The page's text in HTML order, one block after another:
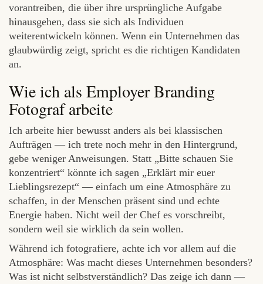
vorantreiben, die über ihre ursprüngliche Aufgabe
hinausgehen, dass sie sich als Individuen
weiterentwickeln können. Wenn ein Unternehmen das
glaubwürdig zeigt, spricht es die richtigen Kandidaten
an.
Wie ich als Employer Branding
Fotograf arbeite
Ich arbeite hier bewusst anders als bei klassischen
Aufträgen — ich trete noch mehr in den Hintergrund,
gebe weniger Anweisungen. Statt „Bitte schauen Sie
konzentriert“ könnte ich sagen „Erklärt mir euer
Lieblingsrezept“ — einfach um eine Atmosphäre zu
schaffen, in der Menschen präsent sind und echte
Energie haben. Nicht weil der Chef es vorschreibt,
sondern weil sie wirklich da sein wollen.
Während ich fotografiere, achte ich vor allem auf die
Atmosphäre: Was macht dieses Unternehmen besonders?
Was ist nicht selbstverständlich? Das zeige ich dann —